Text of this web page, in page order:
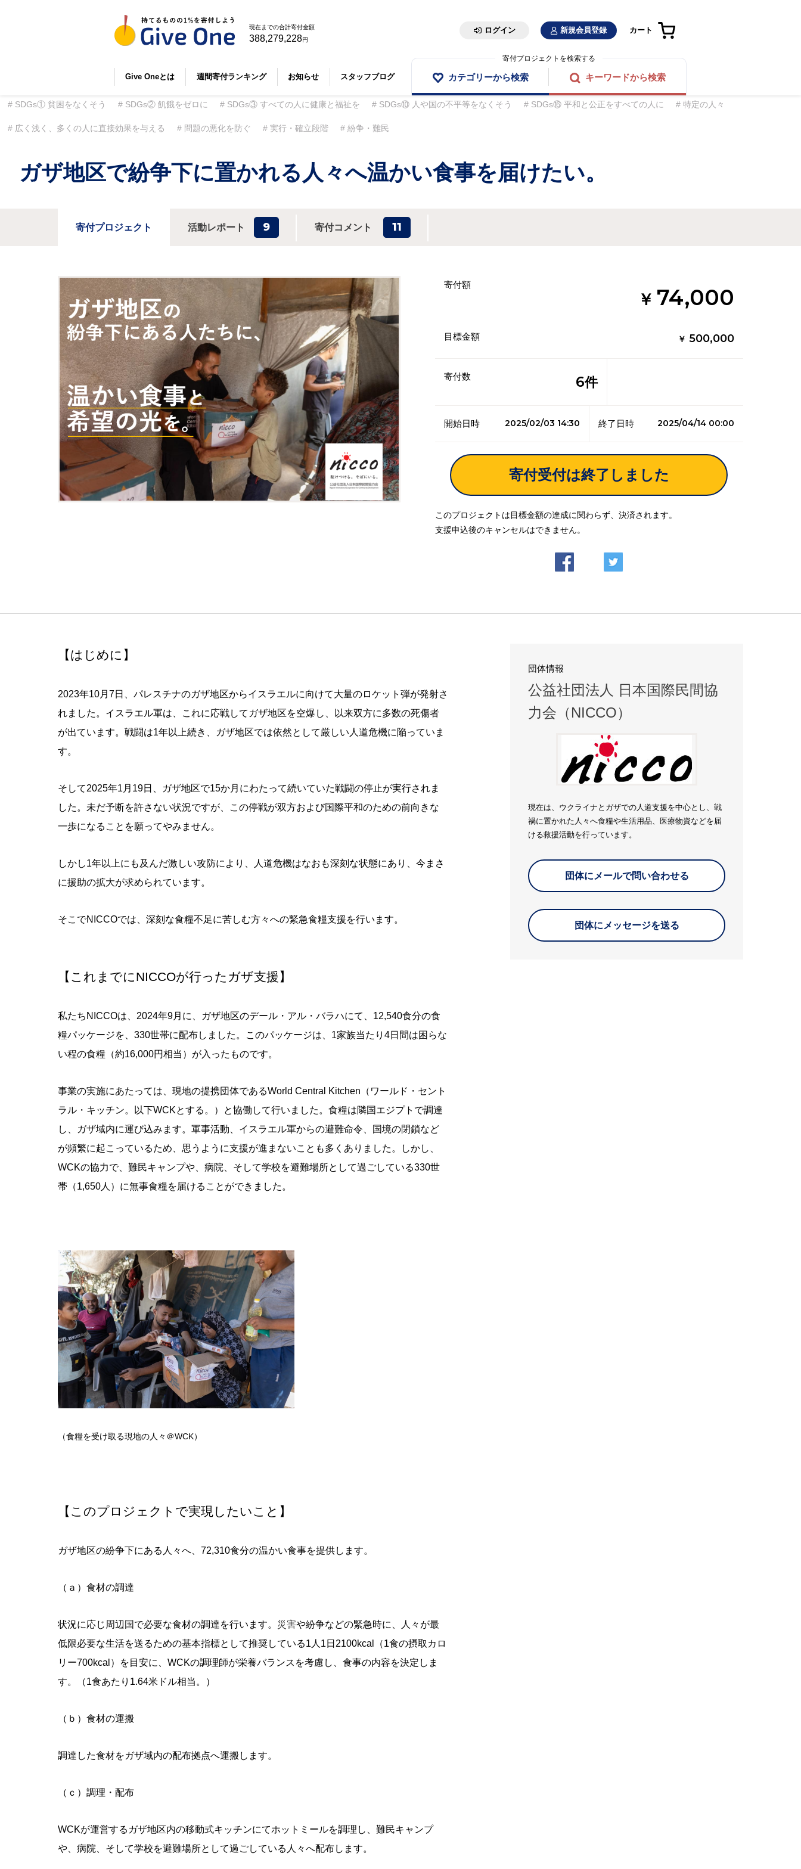
現在までの合計寄付金額
388,279,228円
ログイン 新規会員登録 カート
Give Oneとは 週間寄付ランキング お知らせ スタッフブログ
寄付プロジェクトを検索する
カテゴリーから検索 キーワードから検索
SDGs① 貧困をなくそう SDGs② 飢餓をゼロに SDGs③ すべての人に健康と福祉を SDGs⑩ 人や国の不平等をなくそう SDGs⑯ 平和と公正をすべての人に 特定の人々
広く浅く、多くの人に直接効果を与える 問題の悪化を防ぐ 実行・確立段階 紛争・難民
ガザ地区で紛争下に置かれる人々へ温かい食事を届けたい。
寄付プロジェクト 活動レポート 9 寄付コメント 11
寄付額
￥ 74,000
目標金額 ￥ 500,000
寄付数 6件
開始日時 2025/02/03 14:30 終了日時 2025/04/14 00:00
寄付受付は終了しました
このプロジェクトは目標金額の達成に関わらず、決済されます。
支援申込後のキャンセルはできません。
【はじめに】
2023年10月 7日、パレスチナのガザ地区からイスラエルに向けて大量のロケット弾が発射さ
れました。イスラエル軍は、これに応戦してガザ地区を空爆し、以来双方に多数の死傷者
が出ています。戦闘は1年以上続き、ガザ地区では依然として厳しい人道危機に陥っていま
す。
そして2025年1月19日、ガザ地区で15か月にわたって続いていた戦闘の停止が実行されま
した。未だ予断を許さない状況ですが、この停戦が双方および国際平和のための前向きな
一歩になることを願ってやみません。
しかし1年以上にも及んだ激しい攻防により、人道危機はなおも深刻な状態にあり、今まさ
に援助の拡大が求められています。
そこでNICCOでは、深刻な食糧不足に苦しむ方々への緊急食糧支援を行います。
【これまでにNICCOが行ったガザ支援】
私たち NICCOは、 2024年9月に、ガザ地区のデール・アル・バラハにて、 12,540食分の食
糧パッケージを、 330世帯に配布しました。このパッケージは、 1家族当たり 4日間は困らな
い程の食糧（約16,000円相当）が入ったものです。
事業の実施にあたっては、現地の提携団体であるWorld Central Kitchen （ワールド・セント
ラル・キッチン。以下WCKとする。
）と協働して行いました。食糧は隣国エジプトで調達
し、ガザ域内に運び込みます。軍事活動、イスラエル軍からの避難命令、国境の閉鎖など
が頻繁に起こっているため、思うように支援が進まないことも多くありました。しかし、
WCKの協力で、難民キャンプや、病院、そして学校を避難場所として過ごしている330世
帯（1,650人）に無事食糧を届けることができました。
（食糧を受け取る現地の人々＠WCK）
【このプロジェクトで実現したいこと】
ガザ地区の紛争下にある人々へ、72,310食分の温かい食事を提供します。
（ａ）食材の調達
状況に応じ周辺国で必要な食材の調達を行います。 災害や紛争などの緊急時に、人々が最
低限必要な生活を送るための基本指標として推奨している1 人 1 日 2100kcal （1食の摂取カロ
リー700kcal ）を目安に、 WCKの調理師が栄養バランスを考慮し、食事の内容を決定しま
す。（1食あたり 1.64米ドル相当。）
（ｂ）食材の運搬
調達した食材をガザ域内の配布拠点へ運搬します。
（ｃ）調理・配布
WCKが運営するガザ地区内の移動式キッチンにてホットミールを調理し、難民キャンプ
や、病院、そして学校を避難場所として過ごしている人々へ配布します。
団体情報
公益社団法人 日本国際民間協
力会（NICCO）
現在は、ウクライナとガザでの人道支援を中心とし、戦
禍に置かれた人々へ食糧や生活用品、医療物資などを届
ける救援活動を行っています。
団体にメールで問い合わせる
団体にメッセージを送る